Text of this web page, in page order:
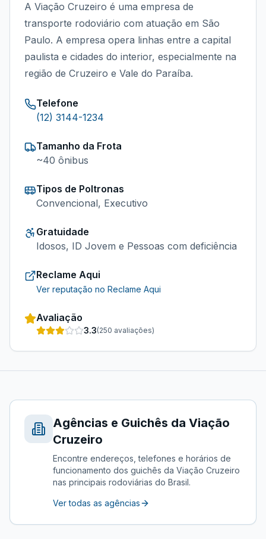
A Viação Cruzeiro é uma empresa de
transporte rodoviário com atuação em São
Paulo. A empresa opera linhas entre a capital
paulista e cidades do interior, especialmente na
região de Cruzeiro e Vale do Paraíba.
Telefone
(12) 3144-1234
Tamanho da Frota
~40 ônibus
Tipos de Poltronas
Convencional, Executivo
Gratuidade
Idosos, ID Jovem e Pessoas com deficiência
Reclame Aqui
Ver reputação no Reclame Aqui
Avaliação
3.3(250 avaliações)
Agências e Guichês da Viação
Cruzeiro
Encontre endereços, telefones e horários de
funcionamento dos guichês da Viação Cruzeiro
nas principais rodoviárias do Brasil.
Ver todas as agências